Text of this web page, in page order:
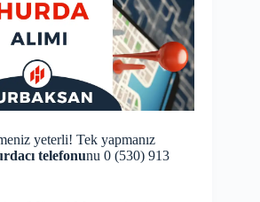
yeterli! Tek yapmanız
telefonunu 0 (530) 913